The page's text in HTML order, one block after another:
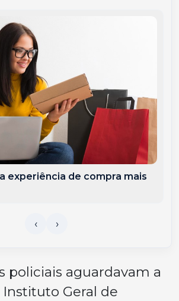
experiência de compra mais
policiais aguardavam a
Geral de